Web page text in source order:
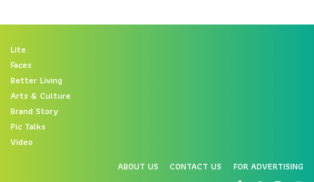
Lite
Faces
Better Living
Arts & Culture
Brand Story
Pic Talks
Video
ABOUT US
CONTACT US
FOR ADVERTISING